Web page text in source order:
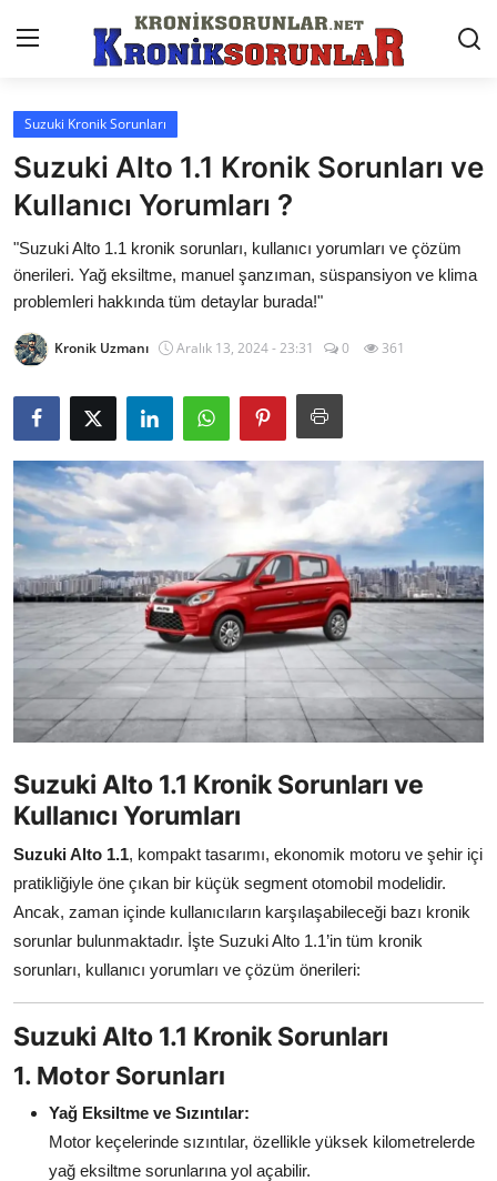
Anasayfa
Markalar
İletişim
Trafik & Cezalar
Sigorta & Kasko
Muayene & Ruhsat
Sorgulamalar
İkinci El & Alım-Satım
Bakım & Arıza Çözümleri
Elektrikli & Hibrit
Kiralama & Filo
Sürüş & Güvenlik
Lastik & Jant
Yağlar & Sıvılar
LPG & Yakıt
Elektrik & Akü
Klima & Konfor
Aydınlatma & Görüş
Şanzıman & Aktarma
Dizel Sistemler
Multimedya & Elektronik
Suzuki Kronik Sorunları
Suzuki Alto 1.1 Kronik Sorunları ve
Kullanıcı Yorumları ?
"Suzuki Alto 1.1 kronik sorunları, kullanıcı yorumları ve çözüm
önerileri. Yağ eksiltme, manuel şanzıman, süspansiyon ve klima
problemleri hakkında tüm detaylar burada!"
Kronik Uzmanı Aralık 13, 2024 - 23:31 0 361
Suzuki Alto 1.1 Kronik Sorunları ve
Kullanıcı Yorumları
Suzuki Alto 1.1, kompakt tasarımı, ekonomik motoru ve şehir içi
pratikliğiyle öne çıkan bir küçük segment otomobil modelidir.
Ancak, zaman içinde kullanıcıların karşılaşabileceği bazı kronik
sorunlar bulunmaktadır. İşte Suzuki Alto 1.1’in tüm kronik
sorunları, kullanıcı yorumları ve çözüm önerileri:
Suzuki Alto 1.1 Kronik Sorunları
1. Motor Sorunları
Yağ Eksiltme ve Sızıntılar:
Motor keçelerinde sızıntılar, özellikle yüksek kilometrelerde
yağ eksiltme sorunlarına yol açabilir.